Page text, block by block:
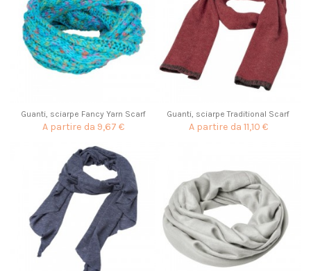
Guanti, sciarpe Fancy Yarn Scarf
A partire da 9,67 €
Guanti, sciarpe Traditional Scarf
A partire da 11,10 €